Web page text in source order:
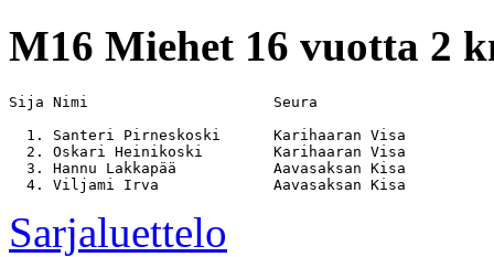
M16 Miehet 16 vuotta 2
Sija Nimi                     Seura
1. Santeri Pirneskoski      Karihaaran Visa
2. Oskari Heinikoski        Karihaaran Visa
3. Hannu Lakkapää           Aavasaksan Kisa
Sarjaluettelo